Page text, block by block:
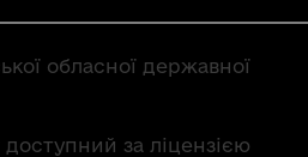
обласної державної
за ліцензією